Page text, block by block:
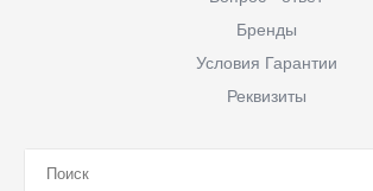
Бренды
Условия Гарантии
Реквизиты